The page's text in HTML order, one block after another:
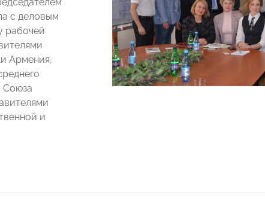
с деловым
рабочей
Армения,
Союза
и